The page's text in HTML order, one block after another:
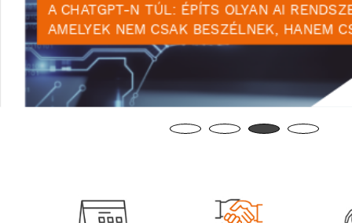
A CHATGPT-N TÚL: ÉPÍTS OLYAN AI
AMELYEK NEM CSAK BESZÉLNEK, HANEM